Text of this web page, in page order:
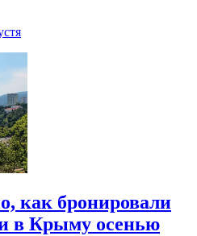
как бронировали
в Крыму осенью